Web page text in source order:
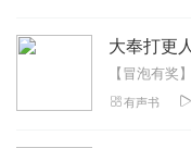
玫瑰roseroserose
非常棒的小说！
2021-12-05
有声书